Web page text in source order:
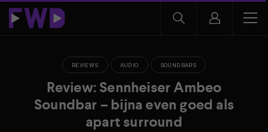
REVIEWS AUDIO SOUNDBARS
Review: Sennheiser Ambeo
Soundbar – bijna even goed als
apart surround